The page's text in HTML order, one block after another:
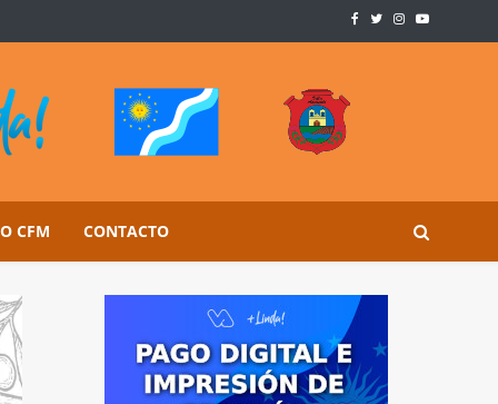
CFM CONTACTO